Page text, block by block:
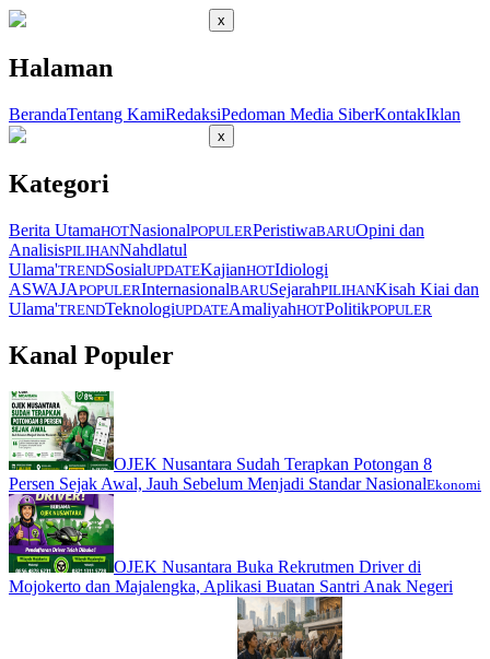
x
Halaman
BerandaTentang KamiRedaksiPedoman Media SiberKontakIklan
x
Kategori
Berita UtamaHOTNasionalPOPULERPeristiwaBARUOpini dan
AnalisisPILIHANNahdlatul
Ulama'TRENDSosialUPDATEKajianHOTIdiologi
ASWAJAPOPULERInternasionalBARUSejarahPILIHANKisah Kiai dan
Ulama'TRENDTeknologiUPDATEAmaliyahHOTPolitikPOPULER
Kanal Populer
OJEK Nusantara Sudah Terapkan Potongan 8
Persen Sejak Awal, Jauh Sebelum Menjadi Standar NasionalEkonomi
OJEK Nusantara Buka Rekrutmen Driver di
Mojokerto dan Majalengka, Aplikasi Buatan Santri Anak Negeri